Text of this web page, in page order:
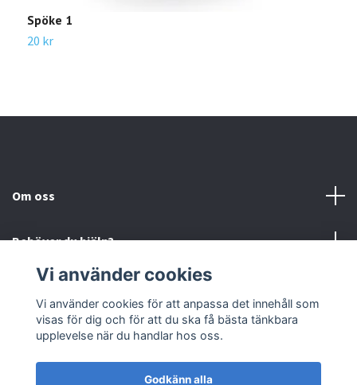
Spöke 1
20 kr
Om oss
Behöver du hjälp?
Läs mer
Sociala medier
Vi använder cookies
Vi använder cookies för att anpassa det innehåll som
visas för dig och för att du ska få bästa tänkbara
upplevelse när du handlar hos oss.
Godkänn alla